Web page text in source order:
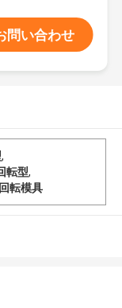
問い合わせ
,
転型,
転模具